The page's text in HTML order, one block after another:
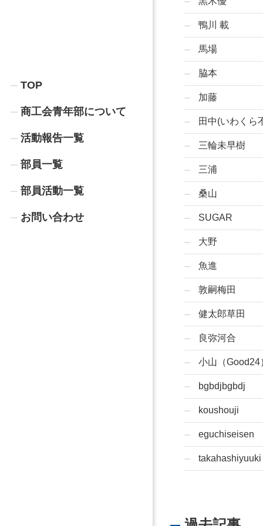
TOP
商工会青年部について
活動報告一覧
部員一覧
部員活動一覧
お問い合わせ
鴨川 載
馬場
脇本
加藤
田中(いわくら
三輪未早樹
三浦
桑山
SUGAR
大野
魚進
敦嗣梅田
健太郎草田
良弥河合
小山（Good24
bgbdjbgbdj
koushouji
eguchiseisen
takahashiyuuki